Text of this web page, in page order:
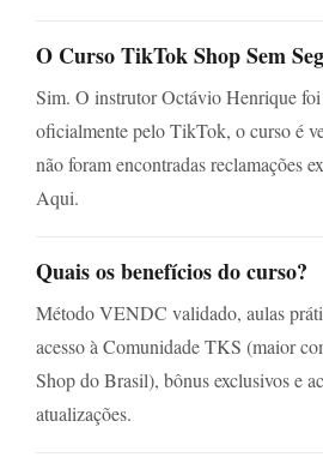
O Curso TikTok Shop Sem
Sim. O instrutor Octávio Henrique
oficialmente pelo TikTok, o curso é
não foram encontradas reclamações
Aqui.
Quais os benefícios do curso?
Método VENDC validado, aulas
acesso à Comunidade TKS (maior
Shop do Brasil), bônus exclusivos e
atualizações.